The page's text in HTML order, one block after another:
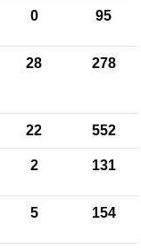
0 95
28 278
22 552
2 131
5 154